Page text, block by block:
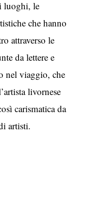
luoghi, le
che hanno
attraverso le
da lettere e
nel viaggio, che
livornese
carismatica da
artisti.